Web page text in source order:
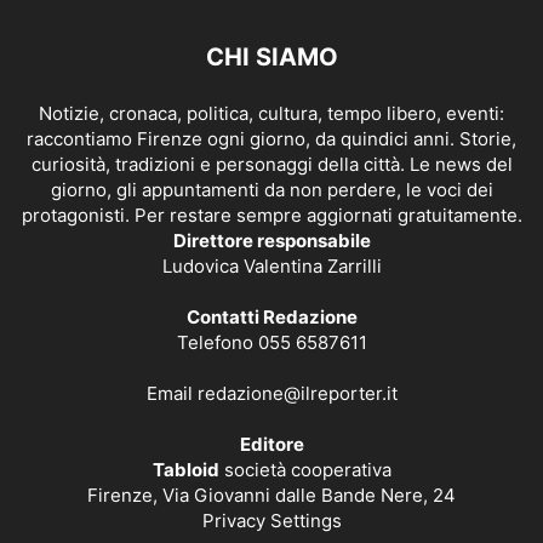
CHI SIAMO
Notizie, cronaca, politica, cultura, tempo libero, eventi:
raccontiamo Firenze ogni giorno, da quindici anni. Storie,
curiosità, tradizioni e personaggi della città. Le news del
giorno, gli appuntamenti da non perdere, le voci dei
protagonisti. Per restare sempre aggiornati gratuitamente.
Direttore responsabile
Ludovica Valentina Zarrilli
Contatti Redazione
Telefono 055 6587611
Email redazione@ilreporter.it
Editore
Tabloid società cooperativa
Firenze, Via Giovanni dalle Bande Nere, 24
Privacy Settings